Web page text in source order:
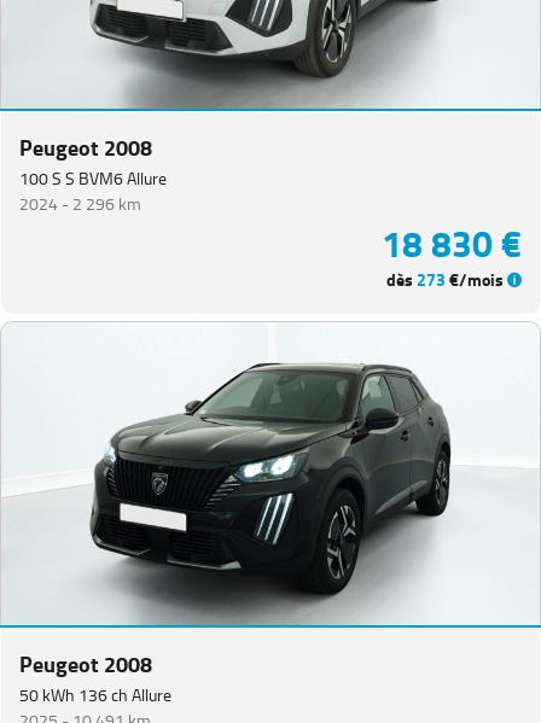
Peugeot 2008
100 S S BVM6 Allure
2024 -2 296 km
18 830 €
dès 273€/mois
Peugeot 2008
50 kWh 136 ch Allure